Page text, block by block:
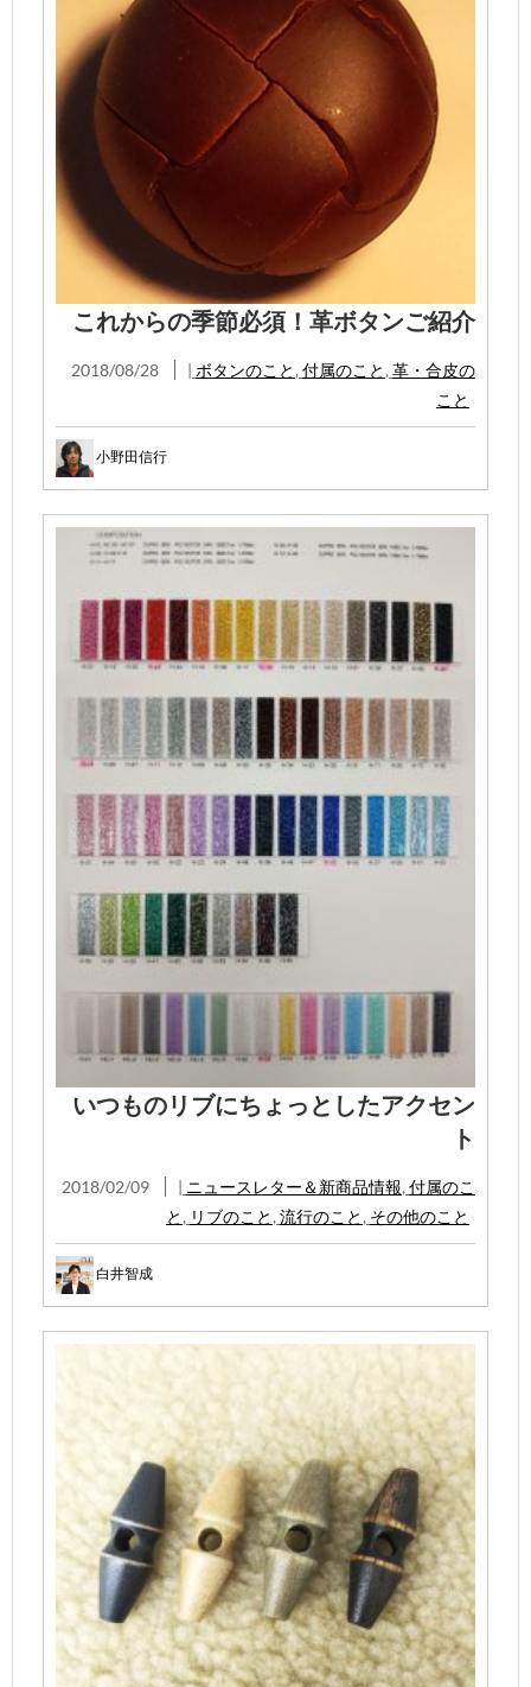
これからの季節必須！革ボタンご紹介
2018/08/28 ボタンのこと,付属のこと,革・合皮の
こと
小野田信行
いつものリブにちょっとしたアクセン
ト
2018/02/09 ニュースレター＆新商品情報,付属のこ
と, リブのこと,流行のこと, その他のこと
白井智成